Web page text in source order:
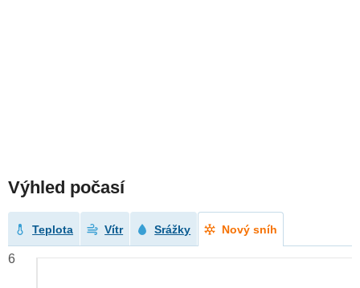
Výhled počasí
Teplota Vítr Srážky Nový sníh
6